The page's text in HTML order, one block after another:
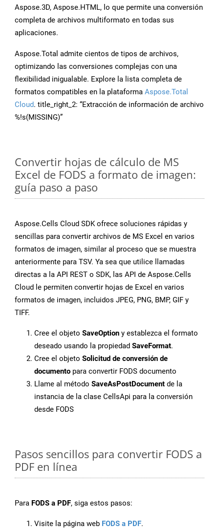
Aspose.3D, Aspose.HTML, lo que permite una conversión
completa de archivos multiformato en todas sus
aplicaciones.
Aspose.Total admite cientos de tipos de archivos,
optimizando las conversiones complejas con una
flexibilidad inigualable. Explore la lista completa de
formatos compatibles en la plataforma Aspose.Total
Cloud. title_right_2: “Extracción de información de archivo
%!s(MISSING)”
Convertir hojas de cálculo de MS
Excel de FODS a formato de imagen:
guía paso a paso
Aspose.Cells Cloud SDK ofrece soluciones rápidas y
sencillas para convertir archivos de MS Excel en varios
formatos de imagen, similar al proceso que se muestra
anteriormente para TSV. Ya sea que utilice llamadas
directas a la API REST o SDK, las API de Aspose.Cells
Cloud le permiten convertir hojas de Excel en varios
formatos de imagen, incluidos JPEG, PNG, BMP, GIF y
TIFF.
Cree el objeto SaveOption y establezca el formato
deseado usando la propiedad SaveFormat.
Cree el objeto Solicitud de conversión de
documento para convertir FODS documento
Llame al método SaveAsPostDocument de la
instancia de la clase CellsApi para la conversión
desde FODS
Pasos sencillos para convertir FODS a
PDF en línea
Para FODS a PDF, siga estos pasos:
Visite la página web FODS a PDF.